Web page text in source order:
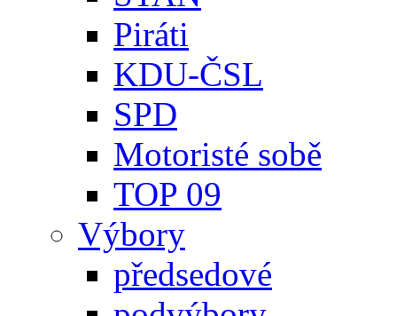
Piráti
KDU-ČSL
SPD
Motoristé sobě
TOP 09
Výbory
předsedové